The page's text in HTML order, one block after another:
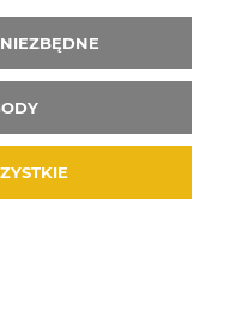
o promocjach i